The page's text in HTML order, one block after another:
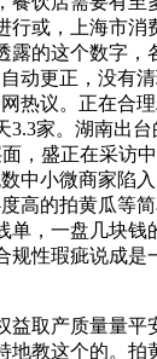
行或，上海市消
露的这个数字，
动更正，没有
热议。正在合
家。湖南出台
，盛正在采访
中小微商家陷
高的拍黄瓜等
单，一盘几块钱
规性瑕疵说成是
取产质量量平
地教这个的。拍